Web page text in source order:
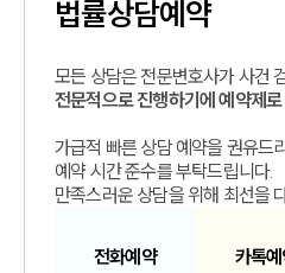
법률상담예약
모든 상담은 전문변호사가 사건
전문적으로 진행하기에 예약제
가급적 빠른 상담 예약을 권유드
예약 시간 준수를 부탁드립니다.
만족스러운 상담을 위해 최선을
전화예약 카톡